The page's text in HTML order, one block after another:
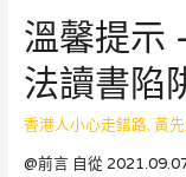
重
要
性
溫馨提示
法讀書陷
香港人小心走錯路, 黃
@前言 自從